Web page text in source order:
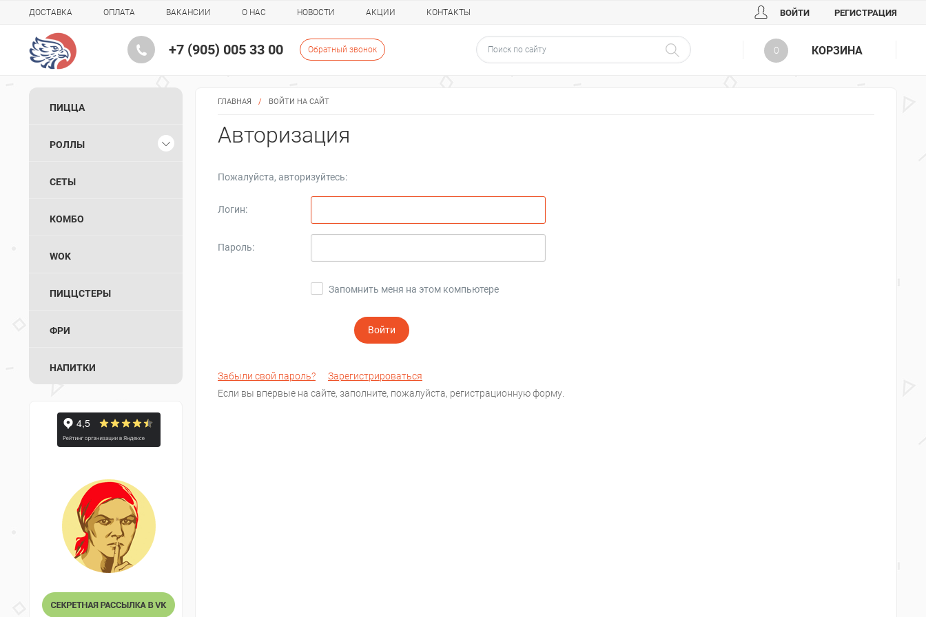
ДОСТАВКА ОПЛАТА ВАКАНСИИ О НАС НОВОСТИ АКЦИИ КОНТАКТЫ ВОЙТИ РЕГИСТРАЦИЯ
+7 (905) 005 33 00 Обратный звонок 0 КОРЗИНА
ГЛАВНАЯ / ВОЙТИ НА САЙТ
Авторизация
Пожалуйста, авторизуйтесь:
Логин:
Пароль:
Запомнить меня на этом компьютере
Забыли свой пароль?
Зарегистрироваться
Если вы впервые на сайте, заполните, пожалуйста, регистрационную форму.
ПИЦЦА
РОЛЛЫ
СЕТЫ
КОМБО
WOK
ПИЦЦСТЕРЫ
ФРИ
НАПИТКИ